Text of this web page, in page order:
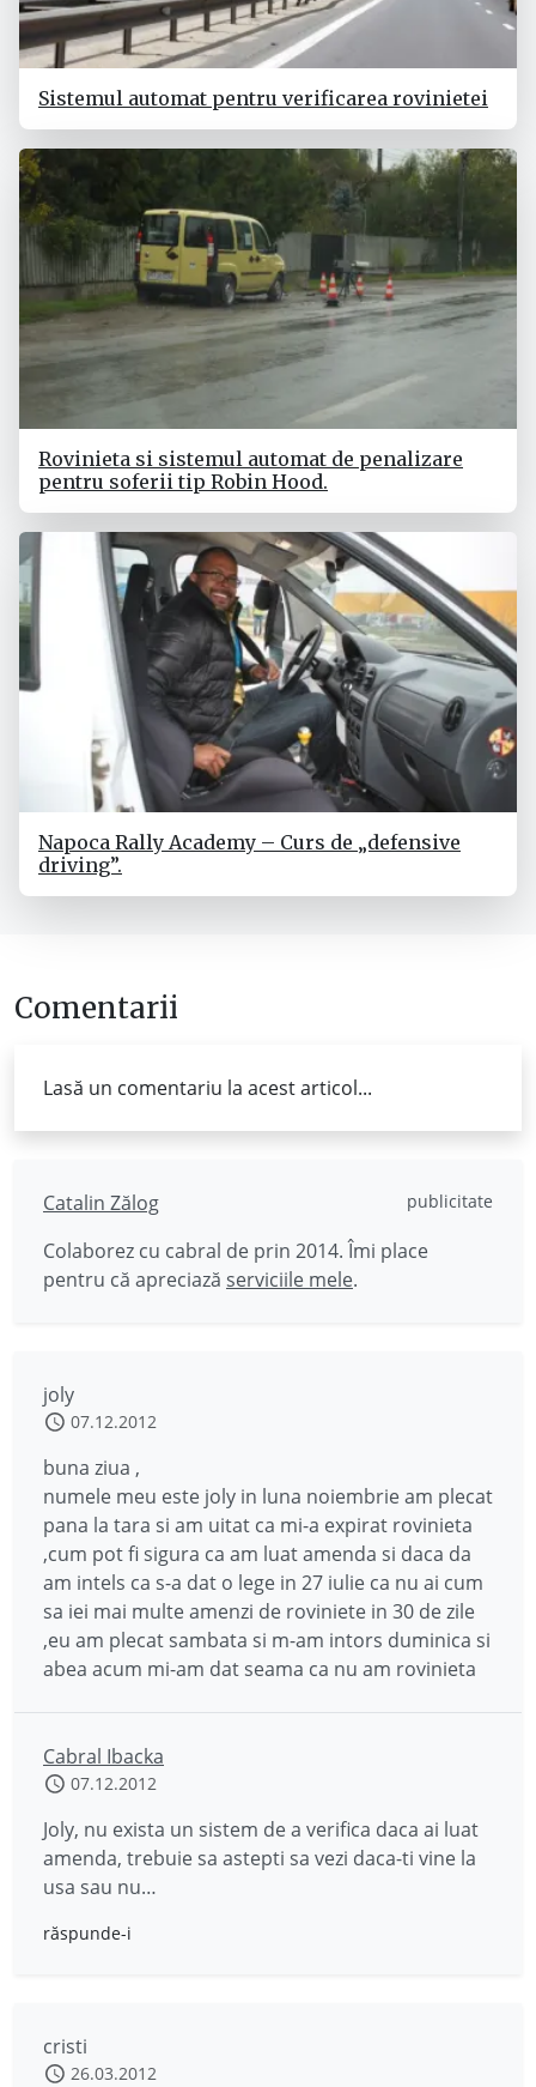
Sistemul automat pentru verificarea rovinietei
Rovinieta si sistemul automat de penalizare
pentru soferii tip Robin Hood.
Napoca Rally Academy – Curs de „defensive
driving”.
Comentarii
Lasă un comentariu la acest articol...
Catalin Zălog publicitate
Colaborez cu cabral de prin 2014. Îmi place
pentru că apreciază serviciile mele.
joly
07.12.2012
buna ziua ,
numele meu este joly in luna noiembrie am plecat
pana la tara si am uitat ca mi-a expirat rovinieta
,cum pot fi sigura ca am luat amenda si daca da
am intels ca s-a dat o lege in 27 iulie ca nu ai cum
sa iei mai multe amenzi de roviniete in 30 de zile
,eu am plecat sambata si m-am intors duminica si
abea acum mi-am dat seama ca nu am rovinieta
Cabral Ibacka
07.12.2012
Joly, nu exista un sistem de a verifica daca ai luat
amenda, trebuie sa astepti sa vezi daca-ti vine la
usa sau nu…
răspunde-i
cristi
26.03.2012